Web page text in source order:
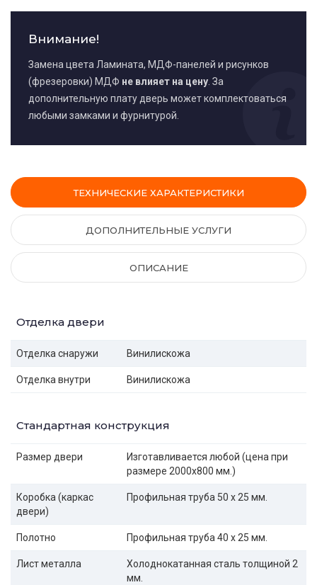
Внимание!
Замена цвета Ламината, МДФ-панелей и рисунков
(фрезеровки) МДФ не влияет на цену . За
дополнительную плату дверь может комплектоваться
любыми замками и фурнитурой.
ТЕХНИЧЕСКИЕ ХАРАКТЕРИСТИКИ
ДОПОЛНИТЕЛЬНЫЕ УСЛУГИ
ОПИСАНИЕ
Отделка двери
Отделка снаружи Винилискожа
Отделка внутри Винилискожа
Стандартная конструкция
Размер двери
Изготавливается любой (цена при
размере 2000x800 мм.)
Коробка (каркас
двери)
Профильная труба 50 х 25 мм.
Полотно Профильная труба 40 х 25 мм.
Лист металла
Холоднокатанная сталь толщиной 2
мм.